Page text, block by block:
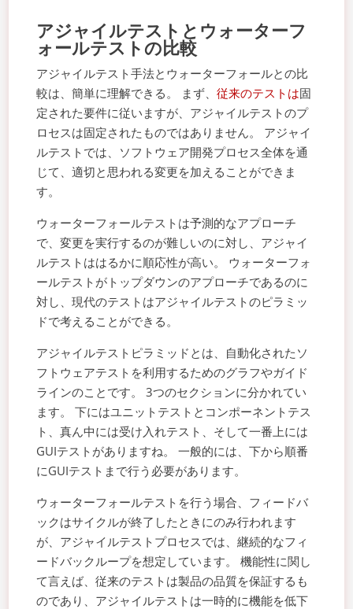
アジャイルテストとウォーターフ
ォールテストの比較
アジャイルテスト手法とウォーターフォールとの比
較は、簡単に理解できる。 まず、従来のテストは固
定された要件に従いますが、アジャイルテストのプ
ロセスは固定されたものではありません。 アジャイ
ルテストでは、ソフトウェア開発プロセス全体を通
じて、適切と思われる変更を加えることができま
す。
ウォーターフォールテストは予測的なアプローチ
で、変更を実行するのが難しいのに対し、アジャイ
ルテストははるかに順応性が高い。 ウォーターフォ
ールテストがトップダウンのアプローチであるのに
対し、現代のテストはアジャイルテストのピラミッ
ドで考えることができる。
アジャイルテストピラミッドとは、自動化されたソ
フトウェアテストを利用するためのグラフやガイド
ラインのことです。 3つのセクションに分かれてい
ます。 下にはユニットテストとコンポーネントテス
ト、真ん中には受け入れテスト、そして一番上には
GUIテストがありますね。 一般的には、下から順番
にGUIテストまで行う必要があります。
ウォーターフォールテストを行う場合、フィードバ
ックはサイクルが終了したときにのみ行われます
が、アジャイルテストプロセスでは、継続的なフィ
ードバックループを想定しています。 機能性に関し
て言えば、従来のテストは製品の品質を保証するも
のであり、アジャイルテストは一時的に機能を低下